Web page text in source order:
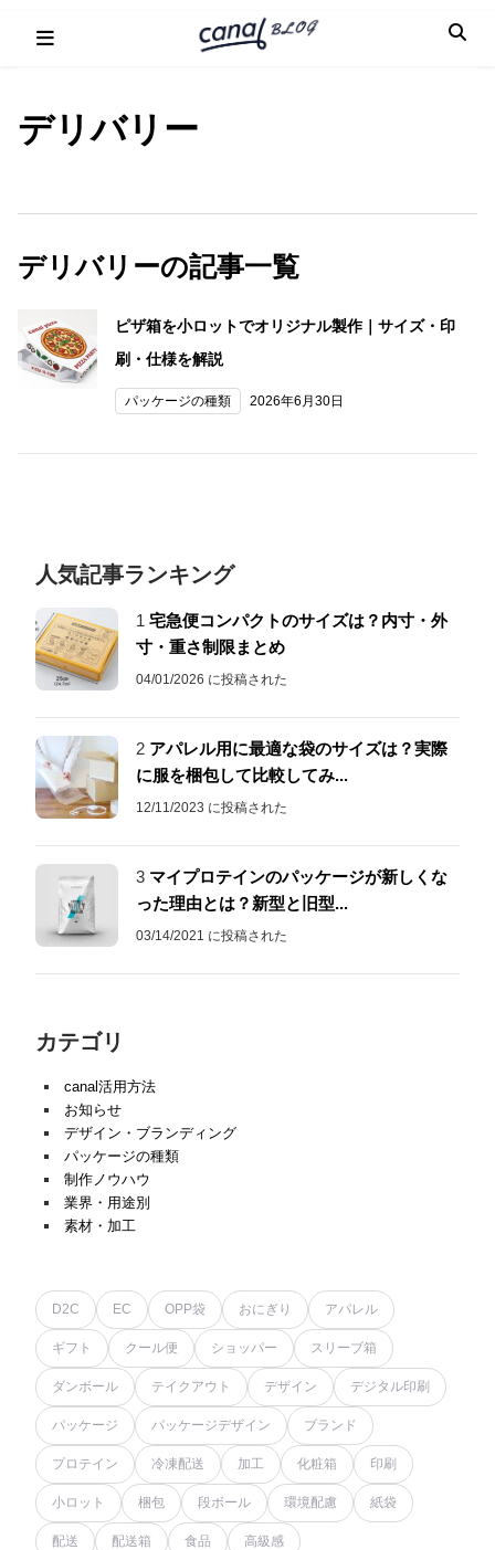
デリバリー
デリバリーの記事一覧
ピザ箱を小ロットでオリジナル製作｜サイズ・印
刷・仕様を解説
パッケージの種類 2026年6月30日
人気記事ランキング
1 宅急便コンパクトのサイズは？内寸・外
寸・重さ制限まとめ
04/01/2026 に投稿された
2 アパレル用に最適な袋のサイズは？実際
に服を梱包して比較してみ...
12/11/2023 に投稿された
3 マイプロテインのパッケージが新しくな
った理由とは？新型と旧型...
03/14/2021 に投稿された
カテゴリ
canal活用方法
お知らせ
デザイン・ブランディング
パッケージの種類
制作ノウハウ
業界・用途別
素材・加工
D2C EC OPP袋 おにぎり アパレル
ギフト クール便 ショッパー スリーブ箱
ダンボール テイクアウト デザイン デジタル印刷
パッケージ パッケージデザイン ブランド
プロテイン 冷凍配送 加工 化粧箱 印刷
小ロット 梱包 段ボール 環境配慮 紙袋
配送 配送箱 食品 高級感